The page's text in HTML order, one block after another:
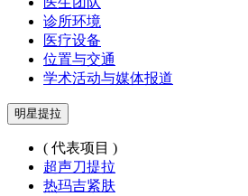
诊所环境
医疗设备
位置与交通
学术活动与媒体报道
明星提拉
( 代表项目 )
超声刀提拉
热玛吉紧肤